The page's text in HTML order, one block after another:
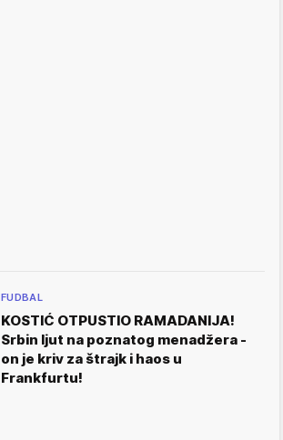
FUDBAL
KOSTIĆ OTPUSTIO RAMADANIJA!
Srbin ljut na poznatog menadžera -
on je kriv za štrajk i haos u
Frankfurtu!